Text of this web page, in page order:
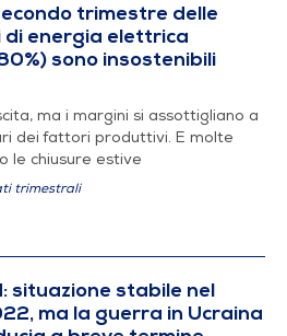
trimestre delle
di energia elettrica
sono insostenibili
ma i margini si assottigliano a
dei fattori produttivi. E molte
le chiusure estive
trimestrali
situazione stabile nel
ma la guerra in Ucraina